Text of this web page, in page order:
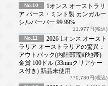
No.10
1オンス オーストラリ
ア パース・ミント製 カンガルー
シルバーバー 99.99%
11,977円(税込)
No.11
2026 1オンス オースト
ラリア オーストラリアの驚異：
アウトバック(内陸部荒野地帯)
金貨 100ドル (33mmクリアケー
ス付き) 新品未使用
779,780円(税込)